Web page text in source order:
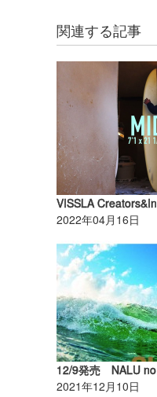
関連する記事
2022年04月16日
12/9発売 NALU
2021年12月10日